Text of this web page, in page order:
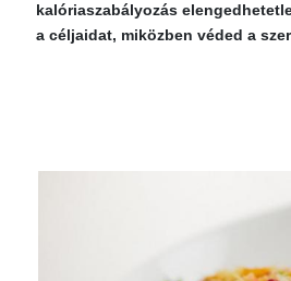
kalóriaszabályozás
a céljaidat, miközben véded a